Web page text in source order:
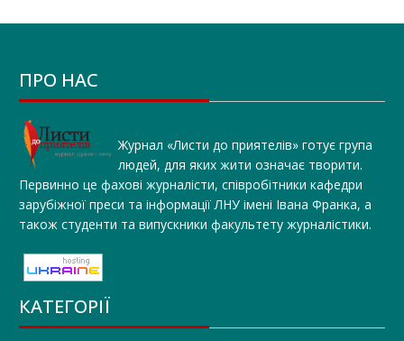
ПРО НАС
Журнал «Листи до приятелів» готує група
людей, для яких жити означає творити.
Первинно це фахові журналісти, співробітники кафедри
зарубіжної преси та інформації ЛНУ імені Івана Франка, а
також студенти та випускники факультету журналістики.
КАТЕГОРІЇ